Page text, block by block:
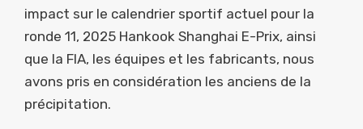
impact sur le calendrier sportif actuel pour la
ronde 11, 2025 Hankook Shanghai E-Prix, ainsi
que la FIA, les équipes et les fabricants, nous
avons pris en considération les anciens de la
précipitation.